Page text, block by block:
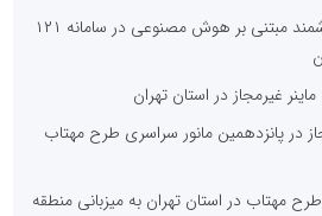
رونمایی از پاسخگویی هوشمند مبتنی بر هوش مصنوعی در سامانه ۱۲۱
غیرمجاز در پانزدهمین مانور سراسری طرح مهتاب
مهتاب در استان تهران به میزبانی منطقه